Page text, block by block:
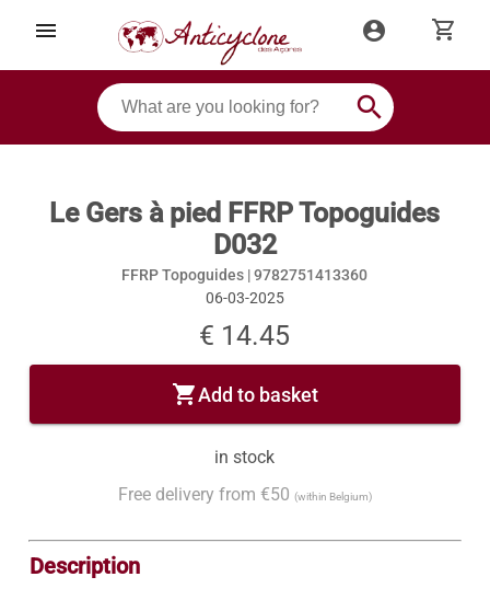
menu account_circle shopping_cart
search
Le Gers à pied FFRP Topoguides
D032
FFRP Topoguides |9782751413360
06-03-2025
€ 14.45
shopping_cartAdd to basket
in stock
Free delivery from €50 (within Belgium)
Description